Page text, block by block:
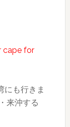
cape for
にも行きま
来沖する